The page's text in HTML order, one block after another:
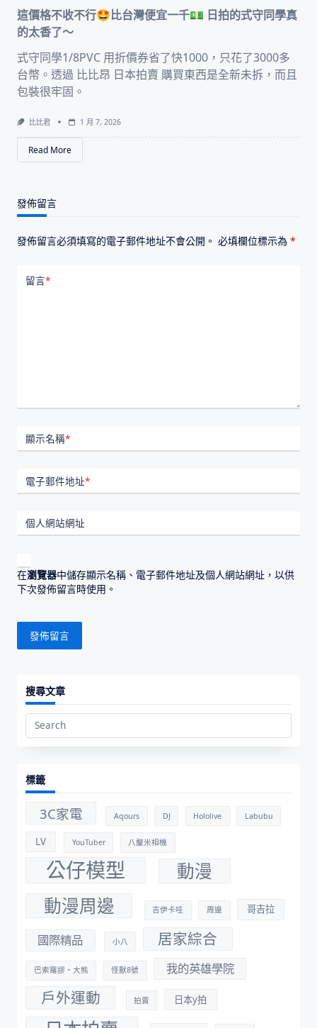
這價格不收不行🤩比台灣便宜一千💵 日拍的式守同學真
的太香了～
式守同學1/8PVC 用折價券省了快1000，只花了3000多
台幣。透過 比比昂 日本拍賣 購買東西是全新未拆，而且
包裝很牢固。
比比君 1 月 7, 2026
Read More
發佈留言
發佈留言必須填寫的電子郵件地址不會公開。 必填欄位標示為 *
留言*
顯示名稱*
電子郵件地址*
個人網站網址
在瀏覽器中儲存顯示名稱、電子郵件地址及個人網站網址，以供
下次發佈留言時使用。
搜尋文章
Search
標籤
3C家電 Aqours DJ Hololive Labubu
LV YouTuber 八釐米相機
公仔模型
動漫
動漫周邊
吉伊卡哇 周邊 哥吉拉
國際精品 小八 居家綜合
巴索羅謬・大熊 怪獸8號 我的英雄學院
戶外運動 拍賣 日本y拍